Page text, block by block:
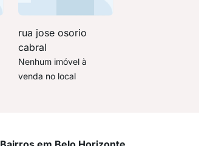
rua jose osorio
cabral
Nenhum imóvel à
venda no local